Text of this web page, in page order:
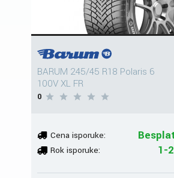
BARUM 245/45 R18 Polaris 6
100V XL FR
0
Cena isporuke:
Rok isporuke: 1-